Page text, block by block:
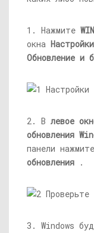
1. Нажмите
окна Настройки
Обновление и
2. В левое
обновления
панели
обновления .
3. Windows